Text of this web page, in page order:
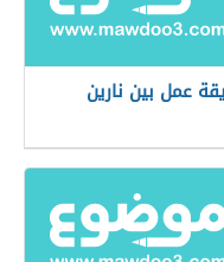
عمل بين نارين